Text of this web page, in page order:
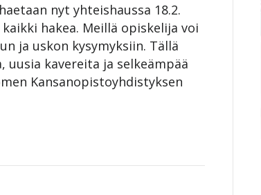
nyt yhteishaussa 18.2.
hakea. Meillä opiskelija voi
ja uskon kysymyksiin. Tällä
kavereita ja selkeämpää
Kansanopistoyhdistyksen